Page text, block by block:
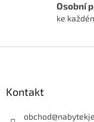
Osobní
ke
Kontakt
obchod@